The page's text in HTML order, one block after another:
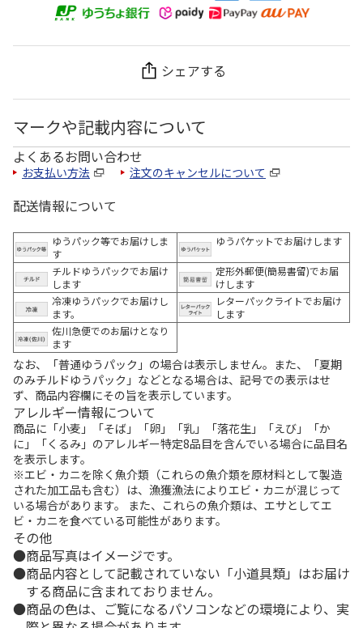
シェアする
マークや記載内容について
よくあるお問い合わせ
お支払い方法 注文のキャンセルについて
配送情報について
ゆうパック等でお届けしま
す
ゆうパケットでお届けします
チルドゆうパックでお届け
します
定形外郵便(簡易書留)でお届
けします
冷凍ゆうパックでお届けし
ます。
レターパックライトでお届け
します
佐川急便でのお届けとなり
ます
なお、「普通ゆうパック」の場合は表示しません。また、「夏期
のみチルドゆうパック」などとなる場合は、記号での表示はせ
ず、商品内容欄にその旨を表示しています。
アレルギー情報について
商品に「小麦」「そば」「卵」「乳」「落花生」「えび」「か
に」「くるみ」のアレルギー特定8品目を含んでいる場合に品目名
を表示します。
※エビ・カニを除く魚介類（これらの魚介類を原材料として製造
された加工品も含む）は、漁獲漁法によりエビ・カニが混じって
いる場合があります。 また、これらの魚介類は、エサとしてエ
ビ・カニを食べている可能性があります。
その他
商品写真はイメージです。
商品内容として記載されていない「小道具類」はお届け
する商品に含まれておりません。
商品の色は、ご覧になるパソコンなどの環境により、実